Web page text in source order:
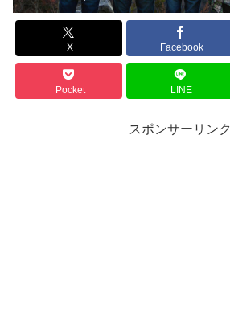
X Facebook
Pocket LINE
スポンサーリンク